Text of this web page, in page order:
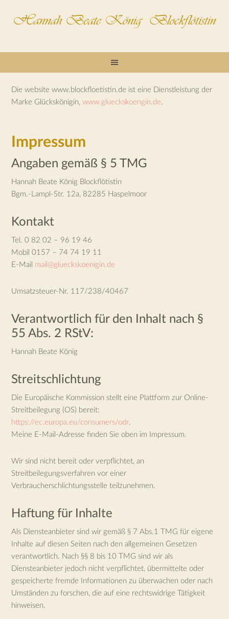
Hauptnavigation
Inhalt
Fußzeile
Die website www.blockfloetistin.de ist eine Dienstleistung der
Marke Glückskönigin,www.glueckskoengin.de.
Impressum
Angaben gemäß § 5 TMG
Hannah Beate König Blockflötistin
Bgm.-Lampl-Str. 12a, 82285 Haspelmoor
Kontakt
Tel. 0 82 02 – 96 19 46
Mobil 0157 – 74 74 19 11
E-Mail mail@glueckskoenigin.de
Umsatzsteuer-Nr. 117/238/40467
Verantwortlich für den Inhalt nach §
55 Abs. 2 RStV:
Hannah Beate König
Streitschlichtung
Die Europäische Kommission stellt eine Plattform zur Online-
Streitbeilegung (OS) bereit:
https://ec.europa.eu/consumers/odr.
Meine E-Mail-Adresse finden Sie oben im Impressum.
Wir sind nicht bereit oder verpflichtet, an
Streitbeilegungsverfahren vor einer
Verbraucherschlichtungsstelle teilzunehmen.
Haftung für Inhalte
Als Diensteanbieter sind wir gemäß § 7 Abs.1 TMG für eigene
Inhalte auf diesen Seiten nach den allgemeinen Gesetzen
verantwortlich. Nach §§ 8 bis 10 TMG sind wir als
Diensteanbieter jedoch nicht verpflichtet, übermittelte oder
gespeicherte fremde Informationen zu überwachen oder nach
Umständen zu forschen, die auf eine rechtswidrige Tätigkeit
hinweisen.